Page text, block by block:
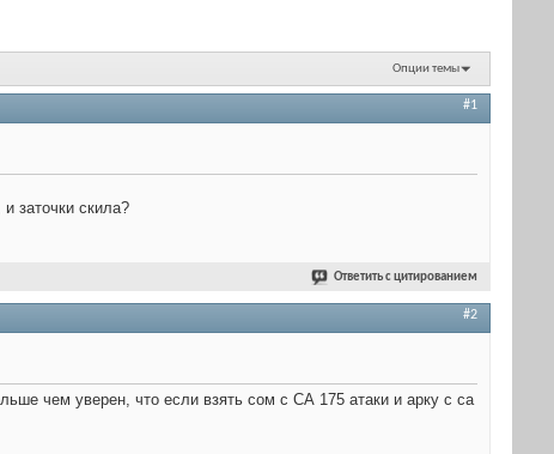
Опции темы
#1
заточки скила?
Ответить с цитированием
#2
чем уверен, что если взять сом с СА 175 атаки и арку с са